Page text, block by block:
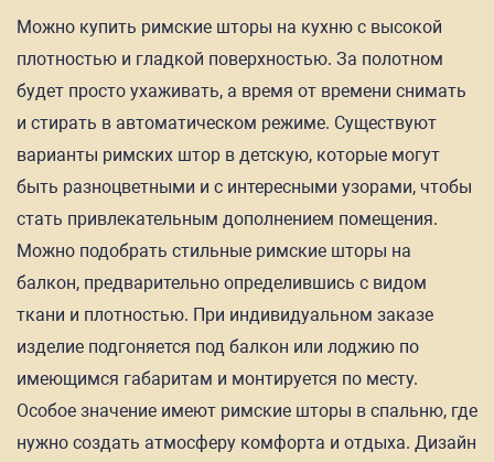
Можно купить римские шторы на кухню с высокой
плотностью и гладкой поверхностью. За полотном
будет просто ухаживать, а время от времени снимать
и стирать в автоматическом режиме. Существуют
варианты римских штор в детскую, которые могут
быть разноцветными и с интересными узорами, чтобы
стать привлекательным дополнением помещения.
Можно подобрать стильные римские шторы на
балкон, предварительно определившись с видом
ткани и плотностью. При индивидуальном заказе
изделие подгоняется под балкон или лоджию по
имеющимся габаритам и монтируется по месту.
Особое значение имеют римские шторы в спальню, где
нужно создать атмосферу комфорта и отдыха. Дизайн